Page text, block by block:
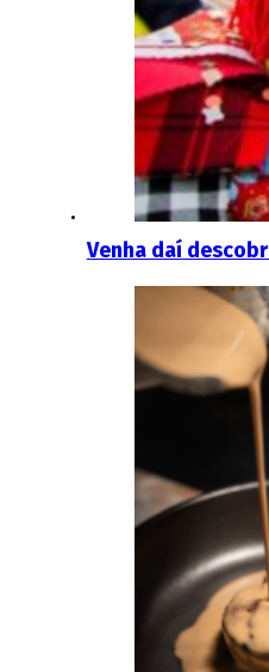
Venha daí